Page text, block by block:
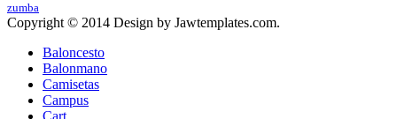
zumba
Copyright © 2014 Design by Jawtemplates.com.
Baloncesto
Balonmano
Camisetas
Campus